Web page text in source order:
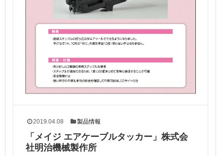
2019.04.08 製品情報
「メイジ エアケーブルタッカー」株式会
社明治機械製作所